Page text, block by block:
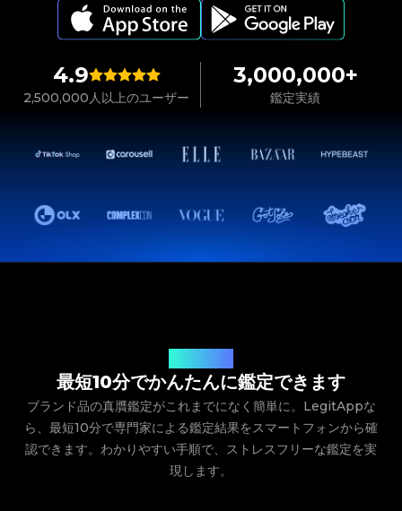
4.9
2,500,000人以上のユーザー
3,000,000+
鑑定実績
最短10分でかんたんに鑑定できます
ブランド品の真贋鑑定がこれまでになく簡単に。LegitAppな
ら、最短10分で専門家による鑑定結果をスマートフォンから確
認できます。わかりやすい手順で、ストレスフリーな鑑定を実
現します。